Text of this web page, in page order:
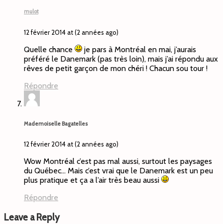
mulot
12 février 2014 at (2 années ago)
Quelle chance
je pars à Montréal en mai, j’aurais
préféré le Danemark (pas très loin), mais j’ai répondu aux
rêves de petit garçon de mon chéri ! Chacun sou tour !
Répondre
Mademoiselle Bagatelles
12 février 2014 at (2 années ago)
Wow Montréal c’est pas mal aussi, surtout les paysages
du Québec… Mais c’est vrai que le Danemark est un peu
plus pratique et ça a l’air très beau aussi
Répondre
Leave a Reply